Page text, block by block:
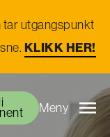
tar utgangspunkt
KLIKK HER!
Meny